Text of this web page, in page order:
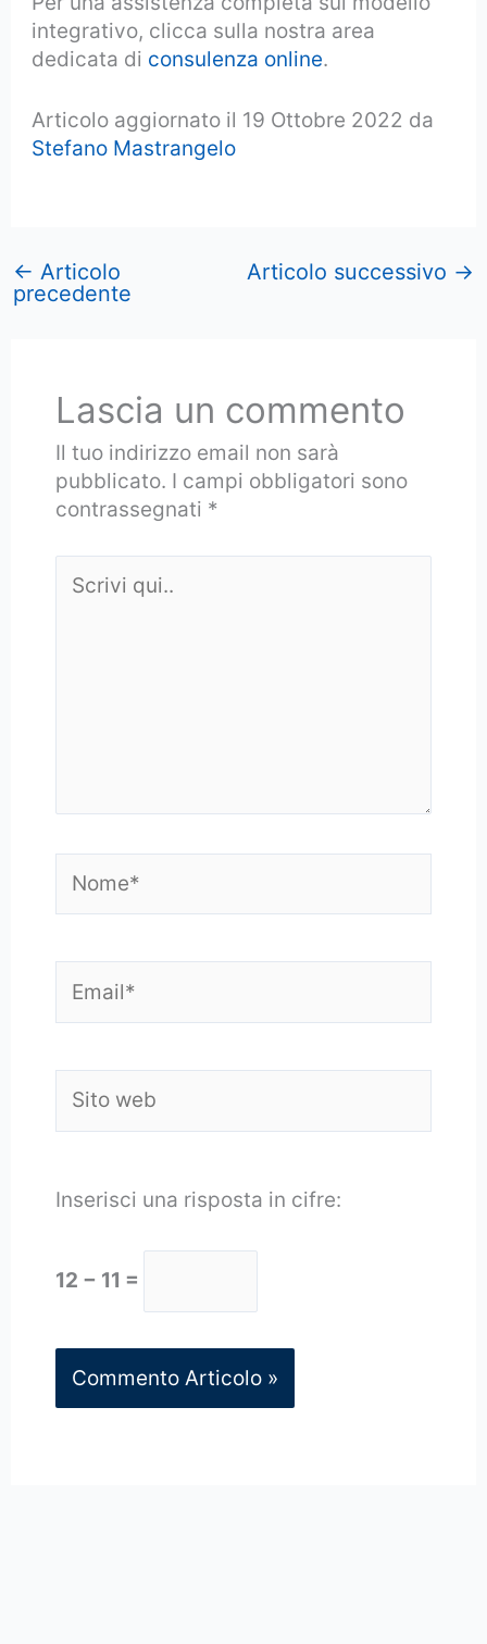
integrativo, clicca sulla nostra area
dedicata di consulenza online.
Articolo aggiornato il 19 Ottobre 2022 da
Stefano Mastrangelo
← Articolo
precedente
Articolo successivo →
Lascia un commento
Il tuo indirizzo email non sarà
pubblicato. I campi obbligatori sono
contrassegnati *
qui..
web
Inserisci una risposta in cifre:
12 − 11 =